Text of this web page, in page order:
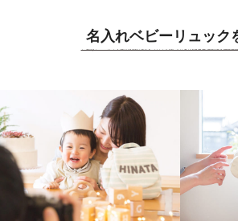
名入れベビーリュック